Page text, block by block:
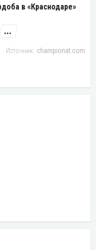
в «Краснодаре»
...
championat.com